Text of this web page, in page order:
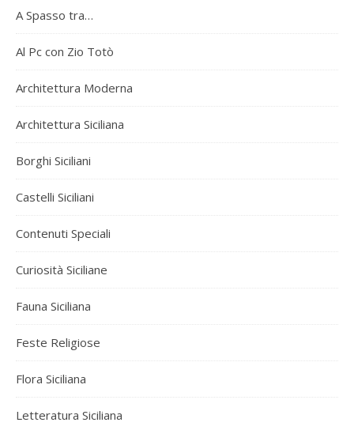
A Spasso tra…
Al Pc con Zio Totò
Architettura Moderna
Architettura Siciliana
Borghi Siciliani
Castelli Siciliani
Contenuti Speciali
Curiosità Siciliane
Fauna Siciliana
Feste Religiose
Flora Siciliana
Letteratura Siciliana